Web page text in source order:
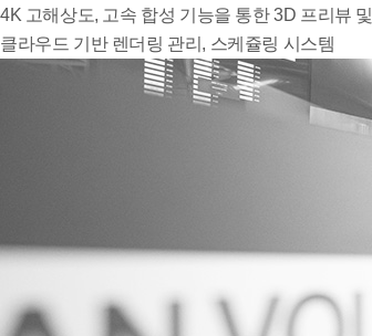
4K 고해상도, 고속 합성 기능을 통한 3D 프리뷰
클라우드 기반 렌더링 관리, 스케쥴링 시스템